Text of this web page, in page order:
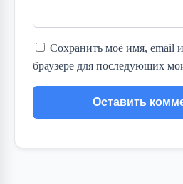
Сохранить моё имя, email
браузере для последующих